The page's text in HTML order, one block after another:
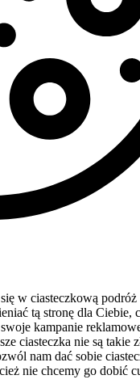
w ciasteczkową podróż
tą stronę dla Ciebie,
kampanie
ciasteczka nie są takie
nam dać sobie
nie chcemy go dobić